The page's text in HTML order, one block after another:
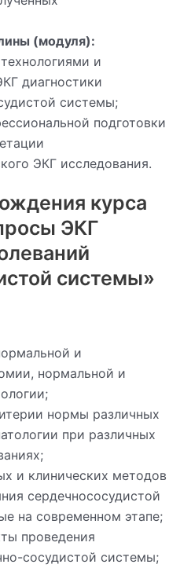
(модуля):
и
диагностики
системы;
подготовки
ЭКГ исследования.
курса
ЭКГ
системы»
и
нормальной и
нормы различных
при различных
и клинических методов
сердечнососудистой
на современном этапе;
проведения
сосудистой системы;